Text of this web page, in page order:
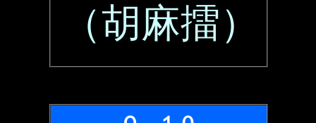
（胡麻擂）